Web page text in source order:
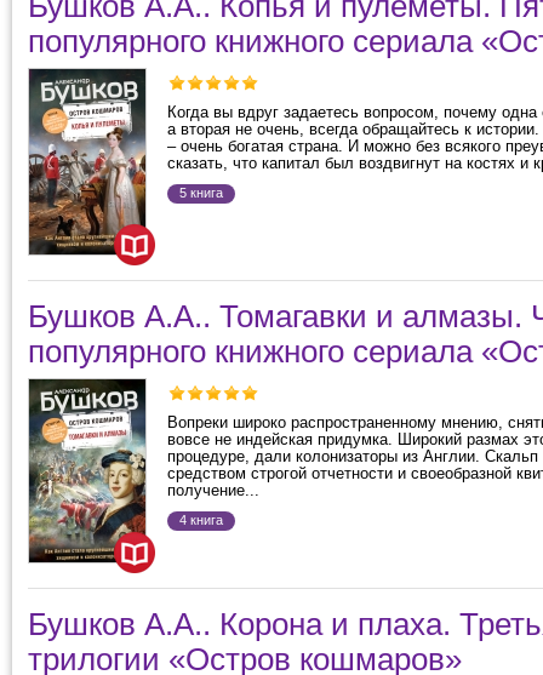
популярного книжного сериала
Когда вы вдруг задаетесь вопросом, почему одна
а вторая не очень, всегда обращайтесь к
– очень богатая страна. И можно без всякого
сказать, что капитал был воздвигнут на костях и
5 книга
Бушков А.А.. Томагавки и алмазы.
популярного книжного сериала
Вопреки широко распространенному мнению,
вовсе не индейская придумка. Широкий размах
процедуре, дали колонизаторы из Англии.
средством строгой отчетности и своеобразной
получение...
4 книга
Бушков А.А.. Корона и плаха.
трилогии «Остров кошмаров»